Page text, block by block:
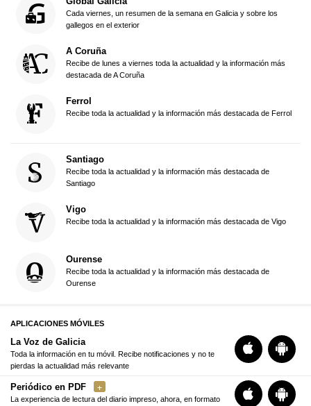
Cada viernes, un resumen de la semana en Galicia y sobre los
gallegos en el exterior
A Coruña
Recibe de lunes a viernes toda la actualidad y la información más
destacada de A Coruña
Ferrol
Recibe toda la actualidad y la información más destacada de Ferrol
Santiago
Recibe toda la actualidad y la información más destacada de
Santiago
Vigo
Recibe toda la actualidad y la información más destacada de Vigo
Ourense
Recibe toda la actualidad y la información más destacada de
Ourense
APLICACIONES MÓVILES
La Voz de Galicia
Toda la información en tu móvil. Recibe notificaciones y no te
pierdas la actualidad más relevante
Periódico en PDF
La experiencia de lectura del diario impreso, ahora, en formato